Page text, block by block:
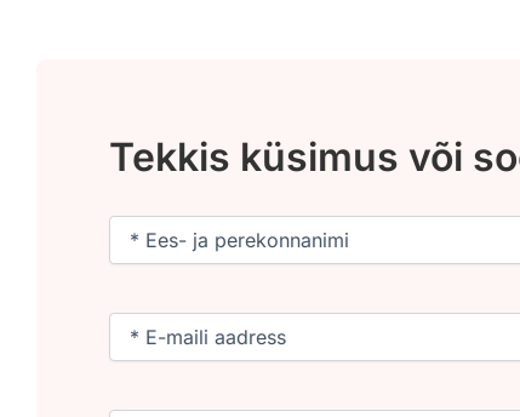
Tekkis küsimus või
Nimi
Email